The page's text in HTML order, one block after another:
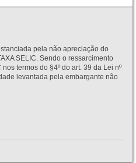
pela não apreciação do
SELIC. Sendo o ressarcimento
termos do §4º do art. 39 da Lei nº
levantada pela embargante não